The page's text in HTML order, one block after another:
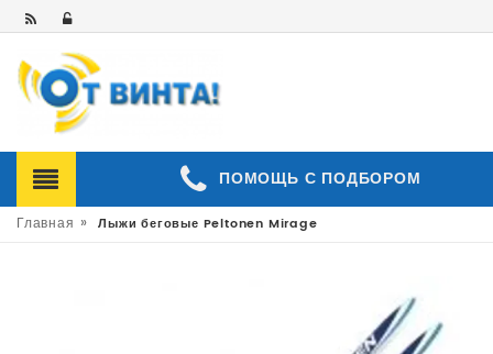
ПОМОЩЬ С ПОДБОРОМ
Главная » Лыжи беговые Peltonen Mirage